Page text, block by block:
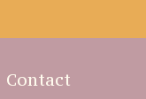
Contact